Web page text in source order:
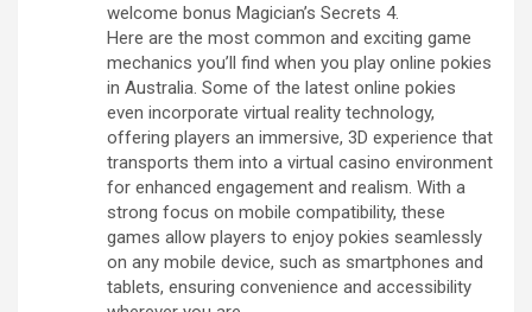
welcome bonus Magician’s Secrets 4.
Here are the most common and exciting game
mechanics you’ll find when you play online pokies
in Australia. Some of the latest online pokies
even incorporate virtual reality technology,
offering players an immersive, 3D experience that
transports them into a virtual casino environment
for enhanced engagement and realism. With a
strong focus on mobile compatibility, these
games allow players to enjoy pokies seamlessly
on any mobile device, such as smartphones and
tablets, ensuring convenience and accessibility